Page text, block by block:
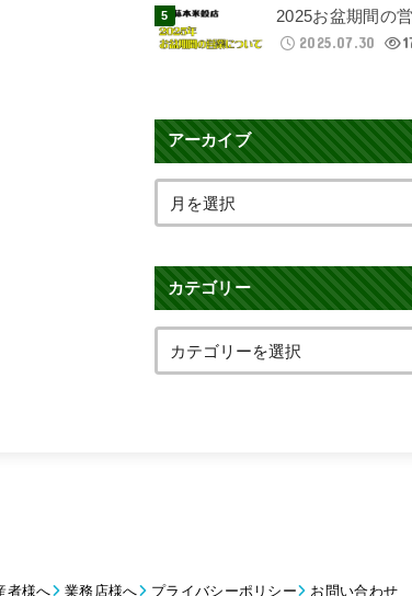
2025お盆期間の
2025.07.30
アーカイブ
カテゴリー
者様へ 業務店様へ プライバシーポリシー お問い合わせ